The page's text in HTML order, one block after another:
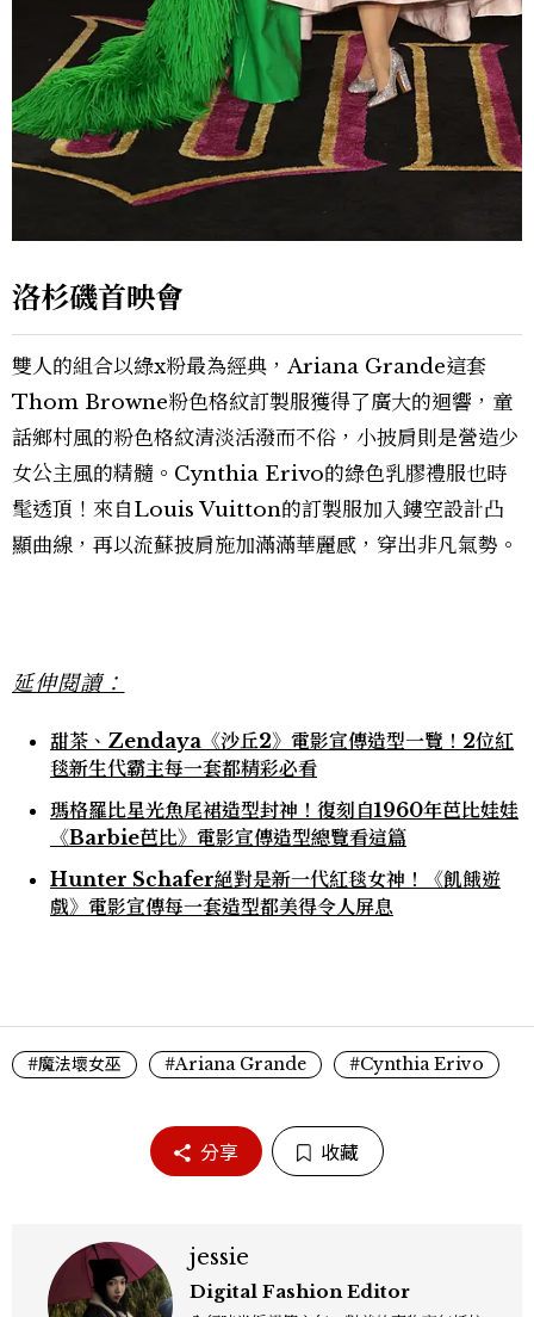
洛杉磯首映會
雙人的組合以綠x粉最為經典，Ariana Grande這套
Thom Browne粉色格紋訂製服獲得了廣大的迴響，童
話鄉村風的粉色格紋清淡活潑而不俗，小披肩則是營造少
女公主風的精髓。Cynthia Erivo的綠色乳膠禮服也時
髦透頂！來自Louis Vuitton的訂製服加入鏤空設計凸
顯曲線，再以流蘇披肩施加滿滿華麗感，穿出非凡氣勢。
延伸閱讀：
甜茶、Zendaya《沙丘2》電影宣傳造型一覽！2位紅
毯新生代霸主每一套都精彩必看
瑪格羅比星光魚尾裙造型封神！復刻自1960年芭比娃娃
《Barbie芭比》電影宣傳造型總覽看這篇
Hunter Schafer絕對是新一代紅毯女神！《飢餓遊
戲》電影宣傳每一套造型都美得令人屏息
#魔法壞女巫 #Ariana Grande #Cynthia Erivo
分享 收藏
jessie
Digital Fashion Editor